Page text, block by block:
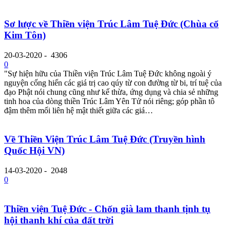
Sơ lược về Thiền viện Trúc Lâm Tuệ Đức (Chùa cổ
Kim Tôn)
20-03-2020 - 4306
0
"Sự hiện hữu của Thiền viện Trúc Lâm Tuệ Đức không ngoài ý
nguyện cống hiến các giá trị cao qúy từ con đường từ bi, trí tuệ của
đạo Phật nói chung cũng như kế thừa, ứng dụng và chia sẻ những
tinh hoa của dòng thiền Trúc Lâm Yên Tử nói riêng; góp phần tô
đậm thêm mối liên hệ mật thiết giữa các giá…
Về Thiền Viện Trúc Lâm Tuệ Đức (Truyền hình
Quốc Hội VN)
14-03-2020 - 2048
0
Thiền viện Tuệ Đức - Chốn già lam thanh tịnh tụ
hội thanh khí của đất trời